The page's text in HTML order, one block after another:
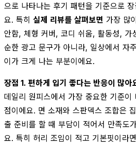
으로 나타나는 후기 패턴을 기준으로
요. 특히 실제 리뷰를 살펴보면 가장 많
안함, 체형 커버, 코디 쉬움, 활동성, 가
순한 광고 문구가 아니라, 일상에서 자
이가 크게 나는 부분이에요.
장점 1. 편하게 입기 좋다는 반응이 많아
데일리 원피스에서 가장 중요한 기준이
점이에요. 면 소재와 스판덱스 조합은
출 준비를 할 때 부담이 적어서 만족도
요. 특히 허리 조임이 적고 기본핏이라